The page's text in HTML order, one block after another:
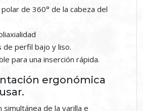
de 360° de la cabeza del
de perfil bajo y liso.
para una inserción rápida.
ergonómica
simultánea de la varilla e